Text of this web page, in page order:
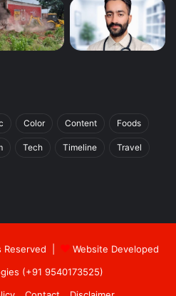
Color Content Foods
Tech Timeline Travel
Reserved |
Website Developed
(+91 9540173525)